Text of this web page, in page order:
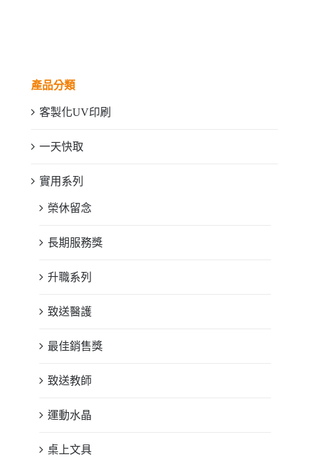
產品分類
客製化UV印刷
一天快取
實用系列
榮休留念
長期服務獎
升職系列
致送醫護
最佳銷售獎
致送教師
運動水晶
桌上文具